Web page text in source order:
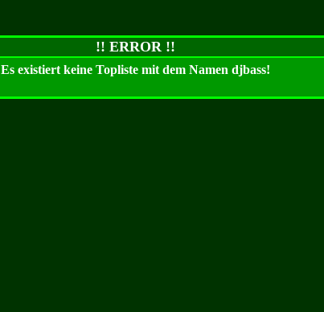
!! ERROR !!
Es existiert keine Topliste mit dem Namen djbass!